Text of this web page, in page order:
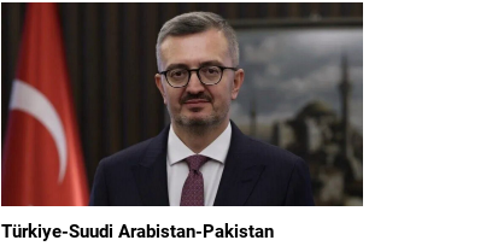
görev yapan 178 tim ve 742 personel, sahada
aktif olarak halkı bilinçlendirdi ve denetim
faaliyetleri gerçekleştirdi. Faaliyetler esnasında
bin 315 biçerdöver ve balya...
Türkiye-Suudi Arabistan-Pakistan